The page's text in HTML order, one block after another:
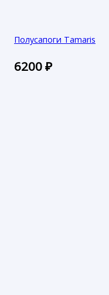
Полусапоги Tamaris
6200₽